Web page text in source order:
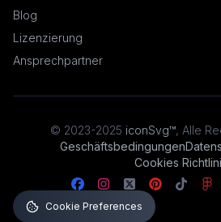
Blog
Lizenzierung
Ansprechpartner
© 2023-2025 iconSvg™, Alle
Geschäftsbedingungen
Cookies
Cookie Preferences